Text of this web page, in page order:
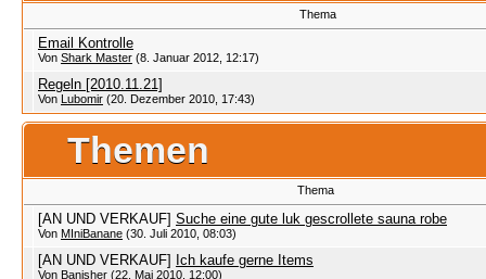
Thema
Email Kontrolle
Von Shark Master (8. Januar 2012, 12:17)
Regeln [2010.11.21]
Von Lubomir (20. Dezember 2010, 17:43)
Themen
Thema
[AN UND VERKAUF] Suche eine gute luk gescrollete sauna robe
Von MIniBanane (30. Juli 2010, 08:03)
[AN UND VERKAUF] Ich kaufe gerne Items
Von Banisher (22. Mai 2010, 12:00)